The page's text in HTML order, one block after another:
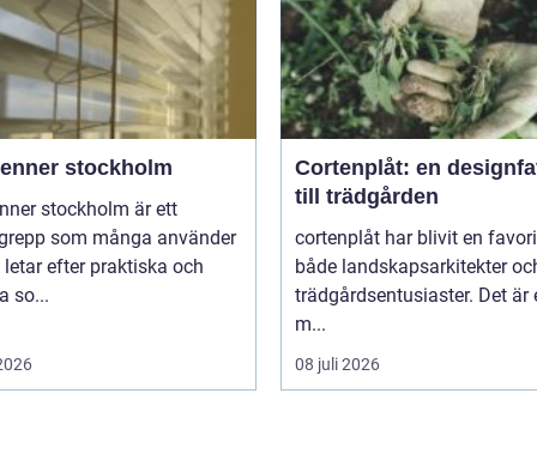
stockholm
stockholm är ett
som många använder
letar efter praktiska och
so...
Cortenplåt: en
till trädgården
cortenplåt har blivit en
både landskapsarkitekter
trädgårdsentusiaster. Det är
m...
08 juli 2026